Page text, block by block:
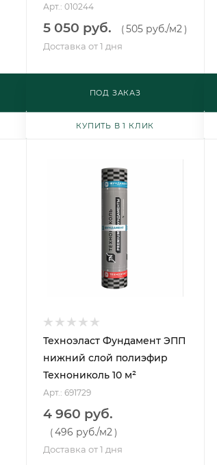
Арт.: 010244
5 050 руб. (505 руб./м2 )
Доставка от 1 дня
ПОД ЗАКАЗ
КУПИТЬ В 1 КЛИК
Техноэласт Фундамент ЭПП
нижний слой полиэфир
Технониколь 10 м²
Арт.: 691729
4 960 руб.
(496 руб./м2 )
Доставка от 1 дня